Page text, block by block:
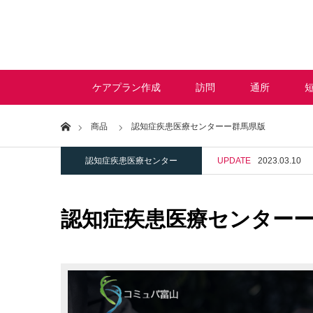
ケアプラン作成 訪問 通所
Home商品 認知症疾患医療センターー群馬県版
認知症疾患医療センター UPDATE 2023.03.10
認知症疾患医療センター